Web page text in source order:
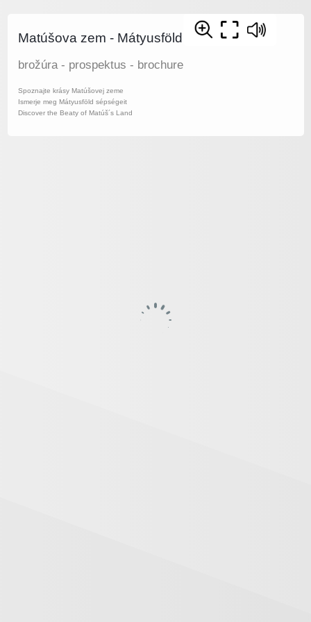
Matúšova zem - Mátyusföld
brožúra - prospektus - brochure
Spoznajte krásy Matúšovej zeme
Ismerje meg Mátyusföld sépségeit
Discover the Beaty of Matúš´s Land